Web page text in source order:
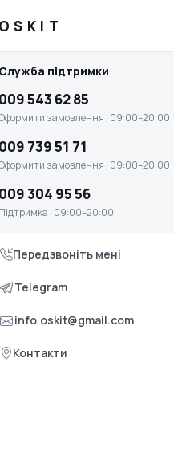
роботи: 09:00–20:00
OSKIT
Головна
Оплата і доставка
Умови повернення та обміну
Контакти
Служба підтримки
Оформити замовлення · 09:00–20:00
009 739 51 71
Підтримка · 09:00–20:00
OSKIT
Служба підтримки
009 543 62 85
замовлення · 09:00–20:00
009 739 51 71
замовлення · 09:00–20:00
009 304 95 56
Підтримка · 09:00–20:00
Передзвоніть мені
Telegram
info.oskit@gmail.com
Контакти